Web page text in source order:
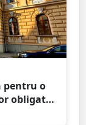
pentru o
obligat